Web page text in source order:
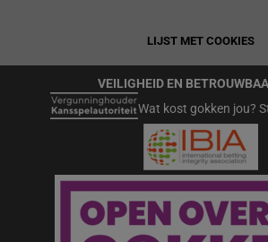
LIJST MET COOKIES
VEILIGHEID EN
Wat kost gokken jou?